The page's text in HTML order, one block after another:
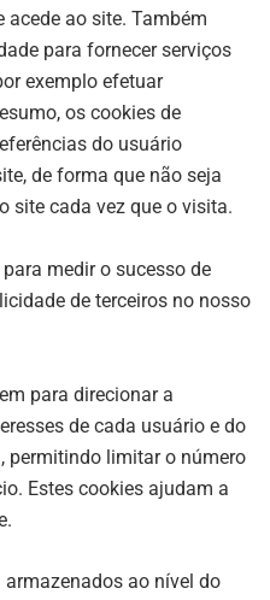
ao site. Também
para fornecer serviços
exemplo efetuar
os cookies de
do usuário
de forma que não seja
site cada vez que o visita.
medir o sucesso de
de terceiros no nosso
para direcionar a
de cada usuário e do
permitindo limitar o número
Estes cookies ajudam a
ao nível do